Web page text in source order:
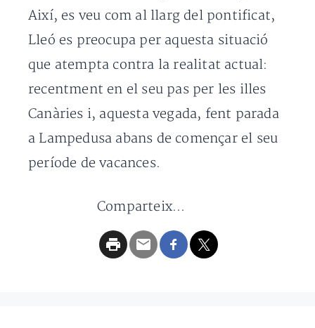
Així, es veu com al llarg del pontificat,
Lleó es preocupa per aquesta situació
que atempta contra la realitat actual:
recentment en el seu pas per les illes
Canàries i, aquesta vegada, fent parada
a Lampedusa abans de començar el seu
període de vacances.
Comparteix...